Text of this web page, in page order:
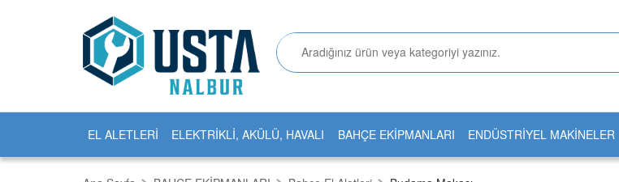
EL ALETLERİ ELEKTRİKLİ, AKÜLÜ, HAVALI BAHÇE EKİPMANLARI ENDÜSTRİYEL MAKİNELER